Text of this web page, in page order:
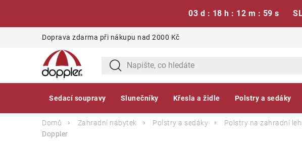
03 d : 18 h : 12 m : 58 s
Doprava zdarma při nákupu nad 2000 Kč
Sedací soupravy Slunečníky Křesla a židle Polstry a sedáky
Domů Zahradní nábytek Polstry a sedáky Polstry na zahradní
Doppler